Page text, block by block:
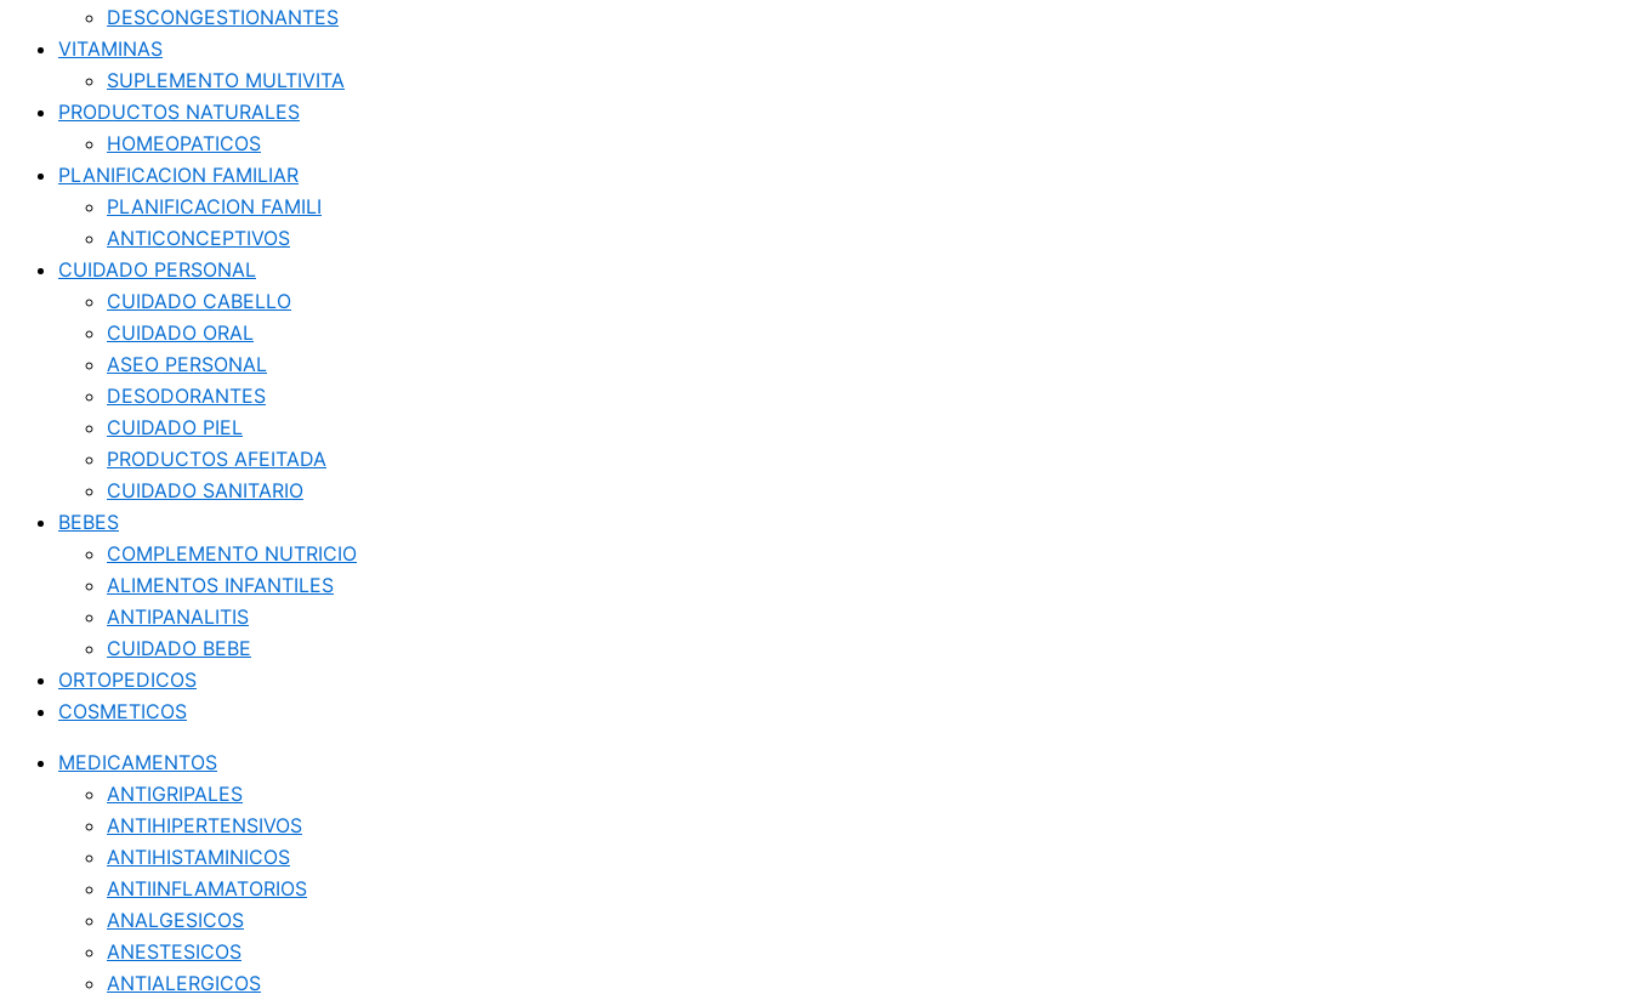
DESCONGESTIONANTES
VITAMINAS
SUPLEMENTO MULTIVITA
PRODUCTOS NATURALES
HOMEOPATICOS
PLANIFICACION FAMILIAR
PLANIFICACION FAMILI
ANTICONCEPTIVOS
CUIDADO PERSONAL
CUIDADO CABELLO
CUIDADO ORAL
ASEO PERSONAL
DESODORANTES
CUIDADO PIEL
PRODUCTOS AFEITADA
CUIDADO SANITARIO
BEBES
COMPLEMENTO NUTRICIO
ALIMENTOS INFANTILES
ANTIPANALITIS
CUIDADO BEBE
ORTOPEDICOS
COSMETICOS
MEDICAMENTOS
ANTIGRIPALES
ANTIHIPERTENSIVOS
ANTIHISTAMINICOS
ANTIINFLAMATORIOS
ANALGESICOS
ANESTESICOS
ANTIALERGICOS